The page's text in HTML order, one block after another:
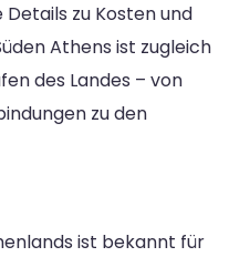
zu Kosten und
Athens ist zugleich
des Landes – von
zu den
ist bekannt für